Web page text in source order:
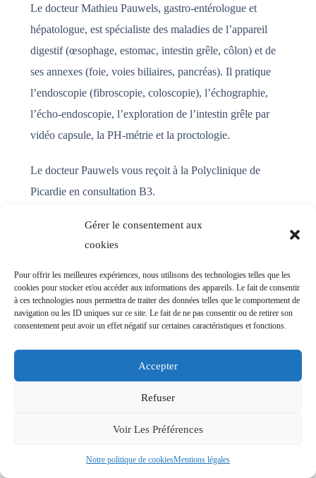
Gérer le consentement aux
cookies
Pour offrir les meilleures expériences, nous utilisons des technologies telles que les
cookies pour stocker et/ou accéder aux informations des appareils. Le fait de consentir
à ces technologies nous permettra de traiter des données telles que le comportement de
navigation ou les ID uniques sur ce site. Le fait de ne pas consentir ou de retirer son
consentement peut avoir un effet négatif sur certaines caractéristiques et fonctions.
Accepter
Refuser
Voir Les Préférences
Notre politique de cookiesMentions légales
Le docteur Mathieu Pauwels, gastro-entérologue et
hépatologue, est spécialiste des maladies de l’appareil
digestif (œsophage, estomac, intestin grêle, côlon) et de
ses annexes (foie, voies biliaires, pancréas). Il pratique
l’endoscopie (fibroscopie, coloscopie), l’échographie,
l’écho-endoscopie, l’exploration de l’intestin grêle par
vidéo capsule, la PH-métrie et la proctologie.
Le docteur Pauwels vous reçoit à la Polyclinique de
Picardie en consultation B3.
Prendre rendez-vous